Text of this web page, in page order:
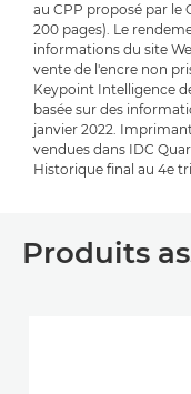
au CPP proposé par le
200 pages). Le
informations du site
vente de l'encre non
Keypoint Intelligence
basée sur des
janvier 2022.
vendues dans IDC
Historique final au 4e
Produits